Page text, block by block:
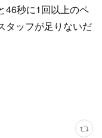
46秒に1回以上のペ
タッフが足りないだ